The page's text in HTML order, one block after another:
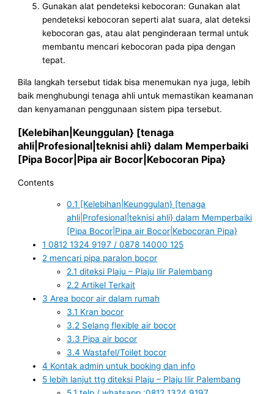
Gunakan alat pendeteksi kebocoran: Gunakan alat
pendeteksi kebocoran seperti alat suara, alat deteksi
kebocoran gas, atau alat penginderaan termal untuk
membantu mencari kebocoran pada pipa dengan
tepat.
Bila langkah tersebut tidak bisa menemukan nya juga, lebih
baik menghubungi tenaga ahli untuk memastikan keamanan
dan kenyamanan penggunaan sistem pipa tersebut.
[Kelebihan|Keunggulan} [tenaga
ahli|Profesional|teknisi ahli} dalam Memperbaiki
[Pipa Bocor|Pipa air Bocor|Kebocoran Pipa}
Contents
0.1 [Kelebihan|Keunggulan} [tenaga
ahli|Profesional|teknisi ahli} dalam Memperbaiki
[Pipa Bocor|Pipa air Bocor|Kebocoran Pipa}
1 0812 1324 9197 / 0878 14000 125
2 mencari pipa paralon bocor
2.1 diteksi Plaju – Plaju Ilir Palembang
2.2 Artikel Terkait
3 Area bocor air dalam rumah
3.1 Kran bocor
3.2 Selang flexible air bocor
3.3 Pipa air bocor
3.4 Wastafel/Toilet bocor
4 Kontak admin untuk booking dan info
5 lebih lanjut ttg diteksi Plaju – Plaju Ilir Palembang